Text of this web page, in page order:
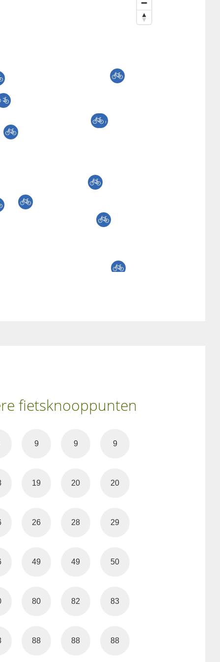
fietsknooppunten
9 9 9
19 20 20
26 28 29
49 49 50
80 82 83
88 88 88